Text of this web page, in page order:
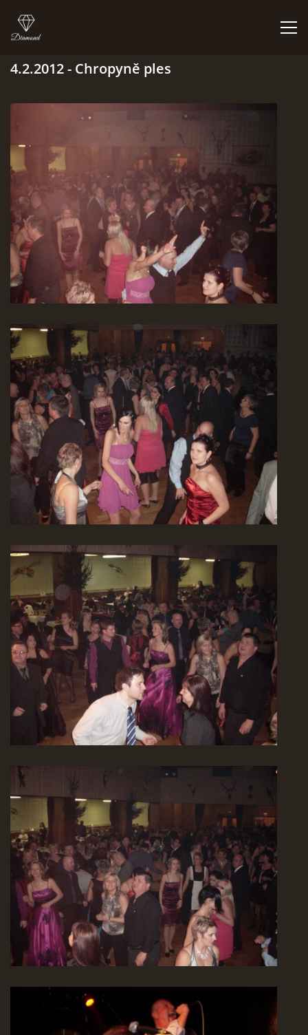
ORCHESTR V PLNÉ SÍLE
CO HRAJEM | NEHRAJEM
NĚCO Z PRAVĚKU
DISKOGRAFIE
EXPO - SHOP | MERCH
FOTOALBUM
KONTAKT
Expo & Pension rock
© 2026 eStránky.cz |WebSlice |Aktualizováno: 10. 8. 2026
Nahoru ↑
4.2.2012 - Chropyně ples